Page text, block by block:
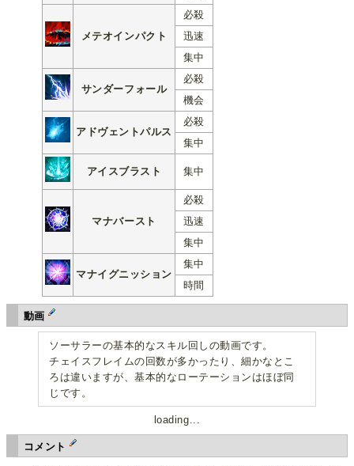
メテオインパクト
必殺
迅速
集中
サンダーフォール
必殺
機会
アドヴェントパルス
必殺
集中
アイスブラスト 集中
マナバースト
必殺
迅速
集中
マナイグニッション
集中
時間
動画
ソーサラーの基本的なスキル回しの動画です。
チェイスフレイムの回数が多かったり、細かなとこ
ろは違いますが、基本的なローテーションはほぼ同
じです。
loading...
コメント